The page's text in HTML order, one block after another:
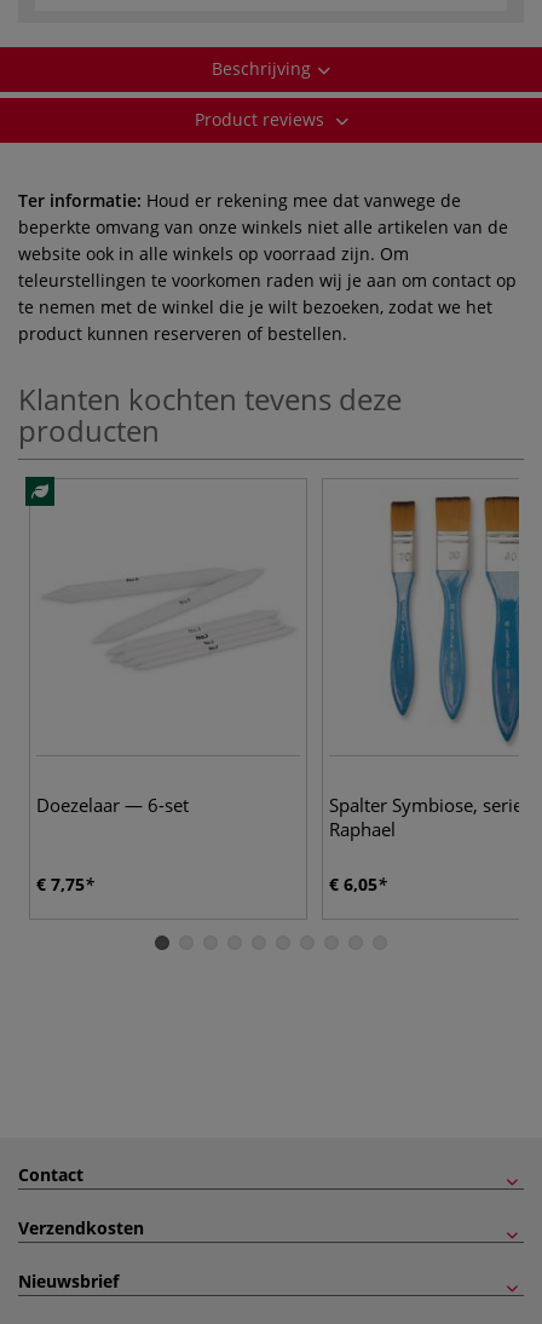
Beschrijving
Product reviews
Ter informatie: Houd er rekening mee dat vanwege de
beperkte omvang van onze winkels niet alle artikelen van de
website ook in alle winkels op voorraad zijn. Om
teleurstellingen te voorkomen raden wij je aan om contact op
te nemen met de winkel die je wilt bezoeken, zodat we het
product kunnen reserveren of bestellen.
Klanten kochten tevens deze
producten
Doezelaar — 6-set
€ 7,75
Spalter Symbiose, serie
Raphael
€ 6,05
Contact
Verzendkosten
Nieuwsbrief